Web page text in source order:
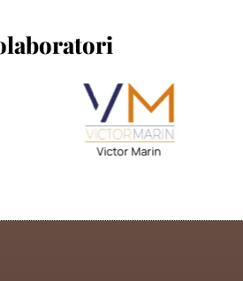
Victor Marin